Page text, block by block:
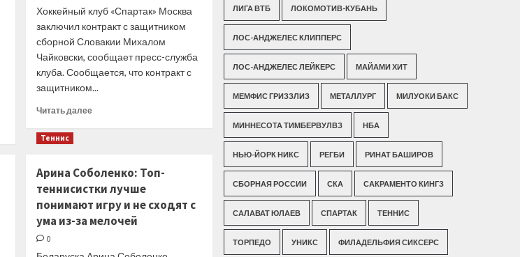
двигается,
у
него
корсет
шее
Хоккейный клуб «Спартак» Москва
заключил контракт с защитником
сборной Словакии Михалом
Чайковски, сообщает пресс-служба
клуба. Сообщается, что контракт с
защитником...
Читать далееПрочитать
контракт
с словацким
защитником
Чайковски
Теннис
Арина Соболенко: Топ-
теннисистки лучше
понимают игру и не сходят с
ума из-за мелочей
0
ЛИГА ВТБ ЛОКОМОТИВ-КУБАНЬ
ЛОС-АНДЖЕЛЕС КЛИППЕРС
ЛОС-АНДЖЕЛЕС ЛЕЙКЕРС МАЙАМИ ХИТ
МЕМФИС ГРИЗЗЛИЗ МЕТАЛЛУРГ МИЛУОКИ БАКС
МИННЕСОТА ТИМБЕРВУЛВЗ НБА
НЬЮ-ЙОРК НИКС РЕГБИ РИНАТ БАШИРОВ
СБОРНАЯ РОССИИ СКА САКРАМЕНТО КИНГЗ
САЛАВАТ ЮЛАЕВ СПАРТАК ТЕННИС
ТОРПЕДО УНИКС ФИЛАДЕЛЬФИЯ СИКСЕРС